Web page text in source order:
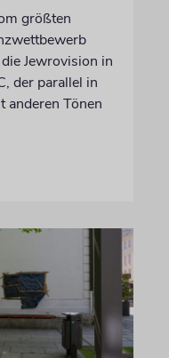
größten
Jewrovision in
der parallel in
Tönen